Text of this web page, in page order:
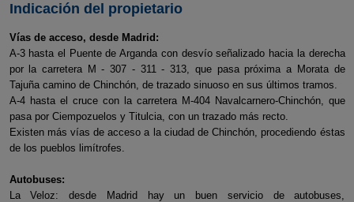
Indicación del propietario
Vías de acceso, desde Madrid:
A-3 hasta el Puente de Arganda con desvío señalizado hacia la derecha
por la carretera M - 307 - 311 - 313, que pasa próxima a Morata de
Tajuña camino de Chinchón, de trazado sinuoso en sus últimos tramos.
A-4 hasta el cruce con la carretera M-404 Navalcarnero-Chinchón, que
pasa por Ciempozuelos y Titulcia, con un trazado más recto.
Existen más vías de acceso a la ciudad de Chinchón, procediendo éstas
de los pueblos limítrofes.
Autobuses:
La Veloz: desde Madrid hay un buen servicio de autobuses,